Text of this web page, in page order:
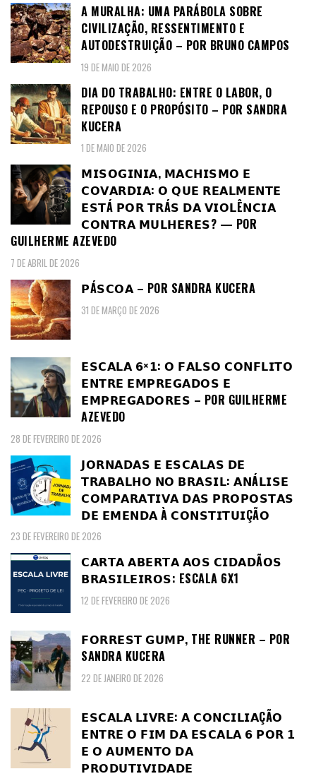
A MURALHA: UMA PARÁBOLA SOBRE
CIVILIZAÇÃO, RESSENTIMENTO E
AUTODESTRUIÇÃO – POR BRUNO CAMPOS
19 DE MAIO DE 2026
DIA DO TRABALHO: ENTRE O LABOR, O
REPOUSO E O PROPÓSITO – POR SANDRA
KUCERA
1 DE MAIO DE 2026
𝗠𝗜𝗦𝗢𝗚𝗜𝗡𝗜𝗔, 𝗠𝗔𝗖𝗛𝗜𝗦𝗠𝗢 𝗘
𝗖𝗢𝗩𝗔𝗥𝗗𝗜𝗔: 𝗢 𝗤𝗨𝗘 𝗥𝗘𝗔𝗟𝗠𝗘𝗡𝗧𝗘
𝗘𝗦𝗧Á 𝗣𝗢𝗥 𝗧𝗥Á𝗦 𝗗𝗔 𝗩𝗜𝗢𝗟Ê𝗡𝗖𝗜𝗔
𝗖𝗢𝗡𝗧𝗥𝗔 𝗠𝗨𝗟𝗛𝗘𝗥𝗘𝗦? — POR
GUILHERME AZEVEDO
7 DE ABRIL DE 2026
𝗣Á𝗦𝗖𝗢𝗔 – POR SANDRA KUCERA
31 DE MARÇO DE 2026
𝗘𝗦𝗖𝗔𝗟𝗔 𝟲×𝟭: 𝗢 𝗙𝗔𝗟𝗦𝗢 𝗖𝗢𝗡𝗙𝗟𝗜𝗧𝗢
𝗘𝗡𝗧𝗥𝗘 𝗘𝗠𝗣𝗥𝗘𝗚𝗔𝗗𝗢𝗦 𝗘
𝗘𝗠𝗣𝗥𝗘𝗚𝗔𝗗𝗢𝗥𝗘𝗦 – POR GUILHERME
AZEVEDO
28 DE FEVEREIRO DE 2026
𝗝𝗢𝗥𝗡𝗔𝗗𝗔𝗦 𝗘 𝗘𝗦𝗖𝗔𝗟𝗔𝗦 𝗗𝗘
𝗧𝗥𝗔𝗕𝗔𝗟𝗛𝗢 𝗡𝗢 𝗕𝗥𝗔𝗦𝗜𝗟: 𝗔𝗡Á𝗟𝗜𝗦𝗘
𝗖𝗢𝗠𝗣𝗔𝗥𝗔𝗧𝗜𝗩𝗔 𝗗𝗔𝗦 𝗣𝗥𝗢𝗣𝗢𝗦𝗧𝗔𝗦
𝗗𝗘 𝗘𝗠𝗘𝗡𝗗𝗔 À 𝗖𝗢𝗡𝗦𝗧𝗜𝗧𝗨𝗜ÇÃ𝗢
23 DE FEVEREIRO DE 2026
𝗖𝗔𝗥𝗧𝗔 𝗔𝗕𝗘𝗥𝗧𝗔 𝗔𝗢𝗦 𝗖𝗜𝗗𝗔𝗗Ã𝗢𝗦
𝗕𝗥𝗔𝗦𝗜𝗟𝗘𝗜𝗥𝗢𝗦: ESCALA 6X1
12 DE FEVEREIRO DE 2026
𝗙𝗢𝗥𝗥𝗘𝗦𝗧 𝗚𝗨𝗠𝗣, THE RUNNER – POR
SANDRA KUCERA
22 DE JANEIRO DE 2026
𝗘𝗦𝗖𝗔𝗟𝗔 𝗟𝗜𝗩𝗥𝗘: 𝗔 𝗖𝗢𝗡𝗖𝗜𝗟𝗜𝗔ÇÃ𝗢
𝗘𝗡𝗧𝗥𝗘 𝗢 𝗙𝗜𝗠 𝗗𝗔 𝗘𝗦𝗖𝗔𝗟𝗔 𝟲 𝗣𝗢𝗥 𝟭
𝗘 𝗢 𝗔𝗨𝗠𝗘𝗡𝗧𝗢 𝗗𝗔
𝗣𝗥𝗢𝗗𝗨𝗧𝗜𝗩𝗜𝗗𝗔𝗗𝗘